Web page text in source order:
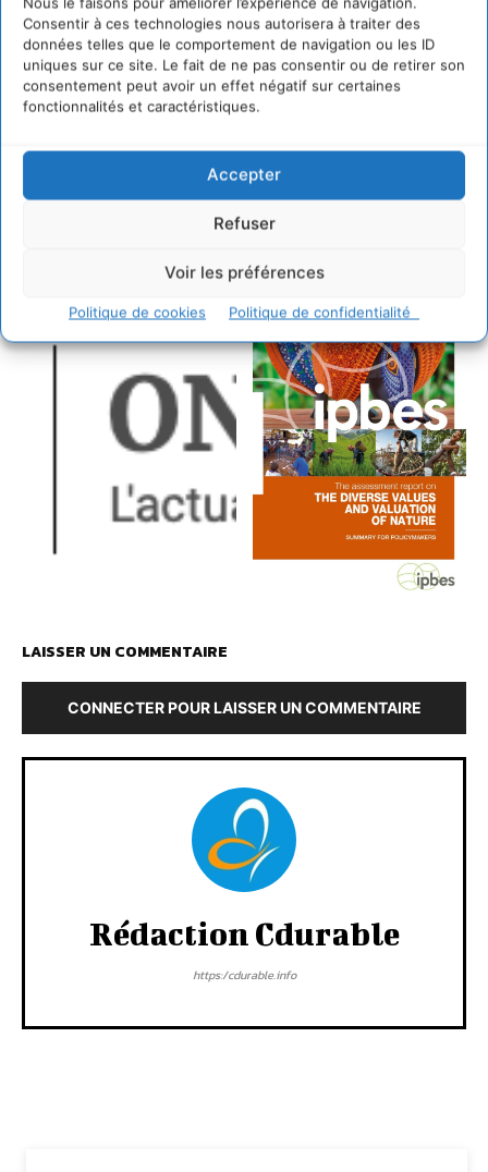
Consentir à ces technologies nous autorisera à traiter des
données telles que le comportement de navigation ou les ID
uniques sur ce site. Le fait de ne pas consentir ou de retirer son
consentement peut avoir un effet négatif sur certaines
fonctionnalités et caractéristiques.
Accepter
Refuser
Voir les préférences
Politique de cookies Politique de confidentialité
LAISSER UN COMMENTAIRE
CONNECTER POUR LAISSER UN COMMENTAIRE
Rédaction Cdurable
https:/cdurable.info